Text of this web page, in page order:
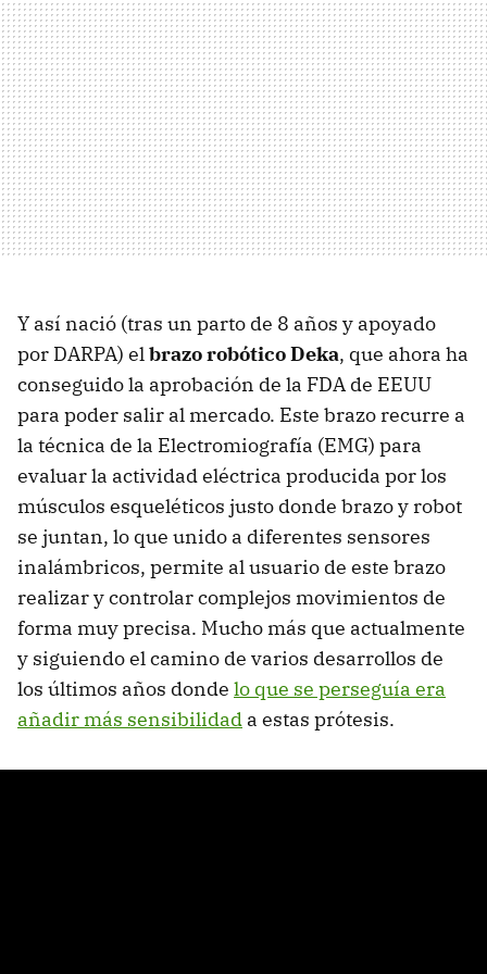
Y así nació (tras un parto de 8 años y apoyado
por DARPA) elbrazo robótico Deka, que ahora ha
conseguido la aprobación de la FDA de EEUU
para poder salir al mercado. Este brazo recurre a
la técnica de la Electromiografía (EMG) para
evaluar la actividad eléctrica producida por los
músculos esqueléticos justo donde brazo y robot
se juntan, lo que unido a diferentes sensores
inalámbricos, permite al usuario de este brazo
realizar y controlar complejos movimientos de
forma muy precisa. Mucho más que actualmente
y siguiendo el camino de varios desarrollos de
los últimos años donde lo que se perseguía era
añadir más sensibilidad a estas prótesis.